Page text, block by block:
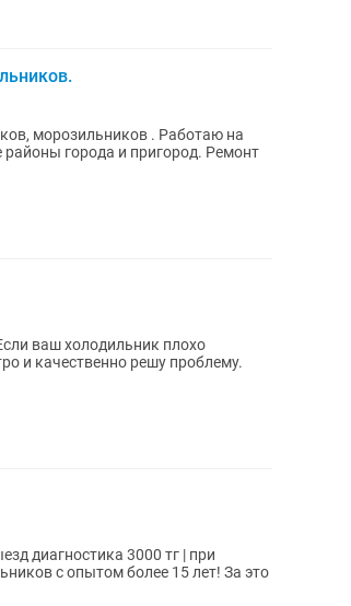
морозильников . Работаю на
ваш холодильник плохо
и качественно решу проблему.